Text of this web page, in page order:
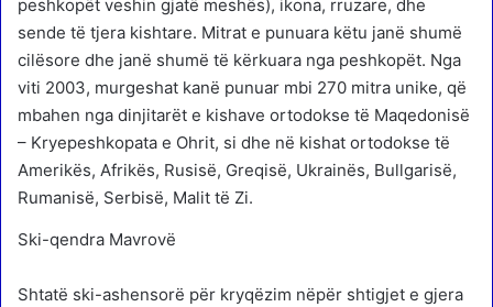
peshkopët veshin gjatë meshës), ikona, rruzare, dhe
sende të tjera kishtare. Mitrat e punuara këtu janë shumë
cilësore dhe janë shumë të kërkuara nga peshkopët. Nga
viti 2003, murgeshat kanë punuar mbi 270 mitra unike, që
mbahen nga dinjitarët e kishave ortodokse të Maqedonisë
– Kryepeshkopata e Ohrit, si dhe në kishat ortodokse të
Amerikës, Afrikës, Rusisë, Greqisë, Ukrainës, Bullgarisë,
Rumanisë, Serbisë, Malit të Zi.
Ski-qendra Mavrovë
Shtatë ski-ashensorë për kryqëzim nëpër shtigjet e gjera